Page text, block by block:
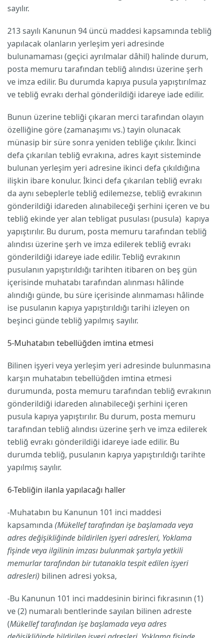
sayılır.
213 sayılı Kanunun 94 üncü maddesi kapsamında tebliğ
yapılacak olanların yerleşim yeri adresinde
bulunamaması (geçici ayrılmalar dâhil) halinde durum,
posta memuru tarafından tebliğ alındısı üzerine şerh
ve imza edilir. Bu durumda kapıya pusula yapıştırılmaz
ve tebliğ evrakı derhal gönderildiği idareye iade edilir.
Bunun üzerine tebliği çıkaran merci tarafından olayın
özelliğine göre (zamanaşımı vs.) tayin olunacak
münasip bir süre sonra yeniden tebliğe çıkılır. İkinci
defa çıkarılan tebliğ evrakına, adres kayıt sisteminde
bulunan yerleşim yeri adresine ikinci defa çıkıldığına
ilişkin ibare konulur. İkinci defa çıkarılan tebliğ evrakı
da aynı sebeplerle tebliğ edilemezse, tebliğ evrakının
gönderildiği idareden alınabileceği şerhini içeren ve bu
tebliğ ekinde yer alan tebligat pusulası (pusula) kapıya
yapıştırılır. Bu durum, posta memuru tarafından tebliğ
alındısı üzerine şerh ve imza edilerek tebliğ evrakı
gönderildiği idareye iade edilir. Tebliğ evrakının
pusulanın yapıştırıldığı tarihten itibaren on beş gün
içerisinde muhatabı tarafından alınması hâlinde
alındığı günde, bu süre içerisinde alınmaması hâlinde
ise pusulanın kapıya yapıştırıldığı tarihi izleyen on
beşinci günde tebliğ yapılmış sayılır.
5-Muhatabın tebellüğden imtina etmesi
Bilinen işyeri veya yerleşim yeri adresinde bulunmasına
karşın muhatabın tebellüğden imtina etmesi
durumunda, posta memuru tarafından tebliğ evrakının
gönderildiği idareden alınabileceği şerhini içeren
pusula kapıya yapıştırılır. Bu durum, posta memuru
tarafından tebliğ alındısı üzerine şerh ve imza edilerek
tebliğ evrakı gönderildiği idareye iade edilir. Bu
durumda tebliğ, pusulanın kapıya yapıştırıldığı tarihte
yapılmış sayılır.
6-Tebliğin ilanla yapılacağı haller
-Muhatabın bu Kanunun 101 inci maddesi
kapsamında (Mükellef tarafından işe başlamada veya
adres değişikliğinde bildirilen işyeri adresleri, Yoklama
fişinde veya ilgilinin imzası bulunmak şartıyla yetkili
memurlar tarafından bir tutanakla tespit edilen işyeri
adresleri) bilinen adresi yoksa,
-Bu Kanunun 101 inci maddesinin birinci fıkrasının (1)
ve (2) numaralı bentlerinde sayılan bilinen adreste
(Mükellef tarafından işe başlamada veya adres